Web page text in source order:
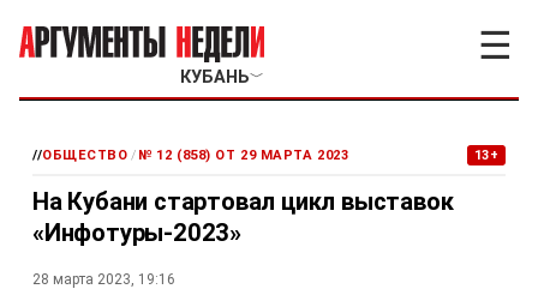
КУБАНЬ﹀
☰
//ОБЩЕСТВО / № 12 (858) ОТ 29 МАРТА 2023 13+
На Кубани стартовал цикл выставок
«Инфотуры-2023»
28 марта 2023, 19:16